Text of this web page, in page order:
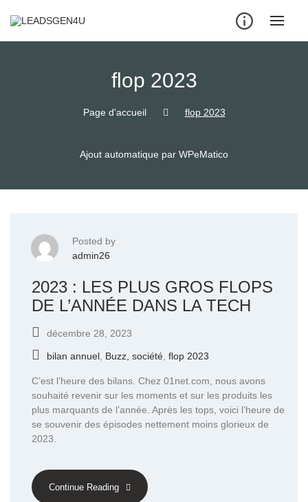
flop 2023
Page d'accueil flop 2023
Ajout automatique par WPeMatico
Posted by
admin26
2023 : LES PLUS GROS FLOPS
DE L’ANNÉE DANS LA TECH
décembre 28, 2023
bilan annuel Buzz, société flop 2023
C’est l’heure des bilans. Chez 01net.com, nous avons
souhaité revenir sur les moments et sur les produits les
plus marquants de l’année. Après les tops, voici l’heure de
se souvenir des épisodes nettement moins glorieux de
2023.
Continue Reading